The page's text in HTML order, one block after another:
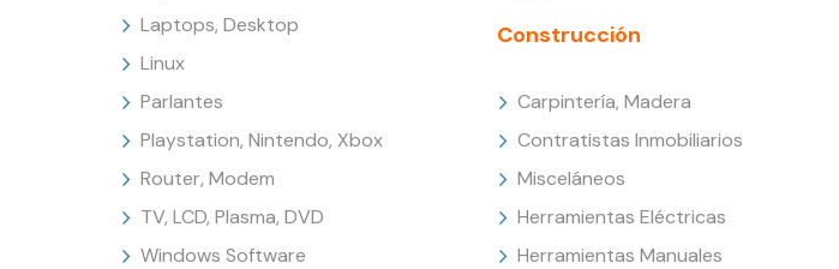
Laptops, Desktop
Linux
Parlantes
Playstation, Nintendo, Xbox
Router, Modem
TV, LCD, Plasma, DVD
Windows Software
Construcción
Carpintería, Madera
Contratistas Inmobiliarios
Misceláneos
Herramientas Eléctricas
Herramientas Manuales